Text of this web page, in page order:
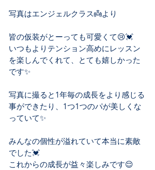
写真はエンジェルクラス👼より
皆の仮装がとーっても可愛くて😢💓
いつもよりテンション高めにレッスン
を楽しんでくれて、とても嬉しかった
です✨
写真に撮ると1年毎の成長をより感じる
事ができたり、1つ1つのパが美しくな
っていて✨
みんなの個性が溢れていて本当に素敵
でした💓
これからの成長が益々楽しみです😌